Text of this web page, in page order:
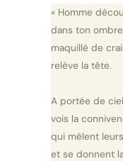
« Homme
dans ton
maquillé de
relève la tête.
A portée de
vois la
qui mêlent
et se donnent